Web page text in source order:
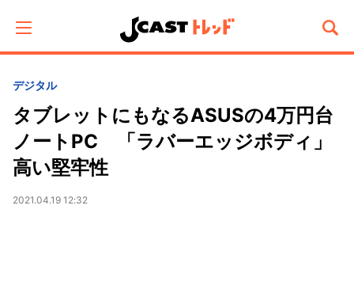
デジタル
タブレットにもなるASUSの4万円台
ノートPC 「ラバーエッジボディ」
高い堅牢性
2021.04.19 12:32